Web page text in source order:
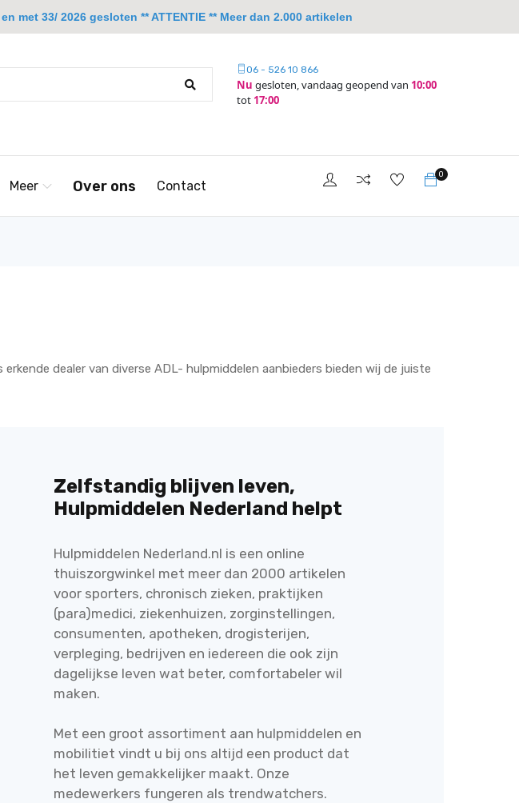
06 - 526 10 866
Nu gesloten, vandaag geopend van 10:00
tot 17:00
Meer Over ons Contact
0
dealer van diverse ADL- hulpmiddelen aanbieders bieden wij de juiste
Zelfstandig blijven leven,
Hulpmiddelen Nederland helpt
Hulpmiddelen Nederland.nl is een online
thuiszorgwinkel met meer dan 2000 artikelen
voor sporters, chronisch zieken, praktijken
(para)medici, ziekenhuizen, zorginstellingen,
consumenten, apotheken, drogisterijen,
verpleging, bedrijven en iedereen die ook zijn
dagelijkse leven wat beter, comfortabeler wil
maken.
Met een groot assortiment aan hulpmiddelen en
mobilitiet vindt u bij ons altijd een product dat
het leven gemakkelijker maakt. Onze
medewerkers fungeren als trendwatchers.
met 33/ 2026 gesloten ** ATTENTIE ** Meer dan 2.000 artikelen